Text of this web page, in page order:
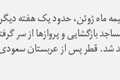
ژوئن، حدود یک هفته
بازگشایی و پروازها از سر
شد. قطر پس از عربستان